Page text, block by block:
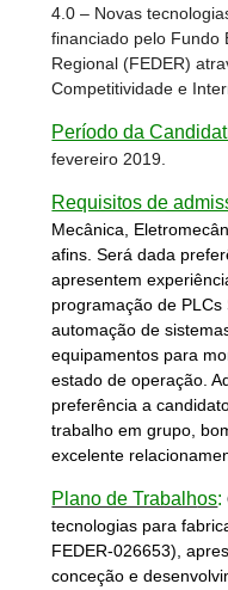
4.0 – Novas
financiado pelo Fundo
Regional (FEDER)
Competitividade e
Período da
fevereiro 2019.
Requisitos de
Mecânica,
afins. Será dada
apresentem
programação de
automação de
equipamentos para
estado de operação.
preferência a
trabalho em grupo,
excelente
Plano de Trabalhos:
tecnologias para
FEDER-026653),
conceção e